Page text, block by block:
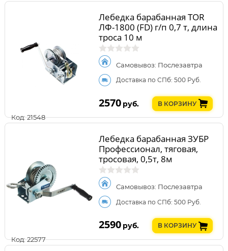
Код: 21548
Лебедка барабанная TOR
ЛФ-1800 (FD) г/п 0,7 т, длина
троса 10 м
Самовывоз: Послезавтра
Доставка по СПб: 500 Руб.
2570 руб. В КОРЗИНУ
Код: 22577
Лебедка барабанная ЗУБР
Профессионал, тяговая,
тросовая, 0,5т, 8м
Самовывоз: Послезавтра
Доставка по СПб: 500 Руб.
2590 руб. В КОРЗИНУ